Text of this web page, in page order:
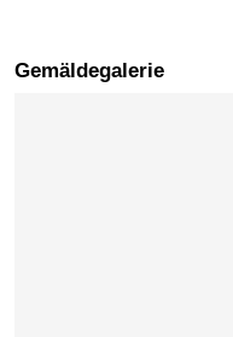
Gemäldegalerie